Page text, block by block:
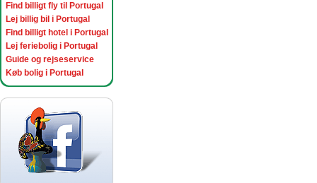
Find billigt fly til Portugal
Lej billig bil i Portugal
Find billigt hotel i Portugal
Lej feriebolig i Portugal
Guide og rejseservice
Køb bolig i Portugal